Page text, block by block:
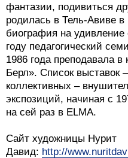
фантазии, подивиться
родилась в Тель-Авиве
биография на удивление
году педагогический
1986 года преподавала
Берл». Список выставок
коллективных –
экспозиций, начиная с
на сей раз в ELMA.
Сайт художницы Нурит
Давид: http://